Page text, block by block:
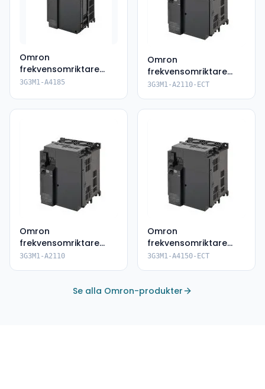
Omron
frekvensomriktare
3G3M1-A4185
3G3M1-A4185
Omron
frekvensomriktare
3G3M1-A2110-ECT
3G3M1-A2110-ECT
Omron
frekvensomriktare
3G3M1-A2110
3G3M1-A2110
Omron
frekvensomriktare
3G3M1-A4150-ECT
3G3M1-A4150-ECT
Se alla Omron-produkter